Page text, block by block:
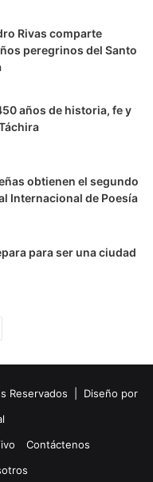
Rivas comparte
peregrinos del Santo
años de historia, fe y
obtienen el segundo
Internacional de Poesía
para ser una ciudad
Reservados | Diseño por
Contáctenos